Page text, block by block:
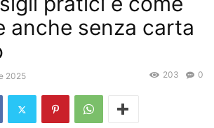
anche senza carta
2025 0
203